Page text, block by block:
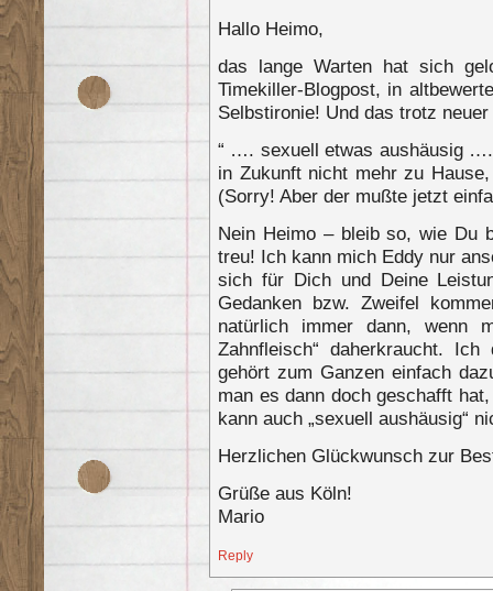
Hallo Heimo,
das lange Warten hat sich
Timekiller-Blogpost, in
Selbstironie! Und das trotz
“ …. sexuell etwas aushäusig
in Zukunft nicht mehr zu
(Sorry! Aber der mußte jetzt
Nein Heimo – bleib so, wie Du
treu! Ich kann mich Eddy nur
sich für Dich und Deine
Gedanken bzw. Zweifel
natürlich immer dann, wenn
Zahnfleisch“ daherkraucht.
gehört zum Ganzen einfach
man es dann doch geschafft
kann auch „sexuell aushäusig“
Herzlichen Glückwunsch zur
Grüße aus Köln!
Mario
Reply